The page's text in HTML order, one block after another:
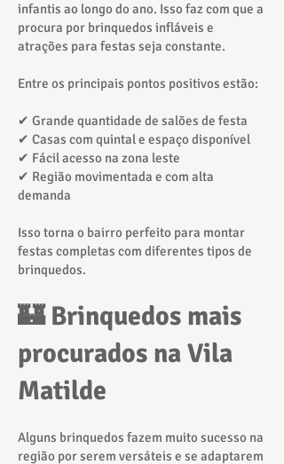
infantis ao longo do ano. Isso faz com que a
procura por brinquedos infláveis e
atrações para festas seja constante.
Entre os principais pontos positivos estão:
✔ Grande quantidade de salões de festa
✔ Casas com quintal e espaço disponível
✔ Fácil acesso na zona leste
✔ Região movimentada e com alta
demanda
Isso torna o bairro perfeito para montar
festas completas com diferentes tipos de
brinquedos.
🏰 Brinquedos mais
procurados na Vila
Matilde
Alguns brinquedos fazem muito sucesso na
região por serem versáteis e se adaptarem